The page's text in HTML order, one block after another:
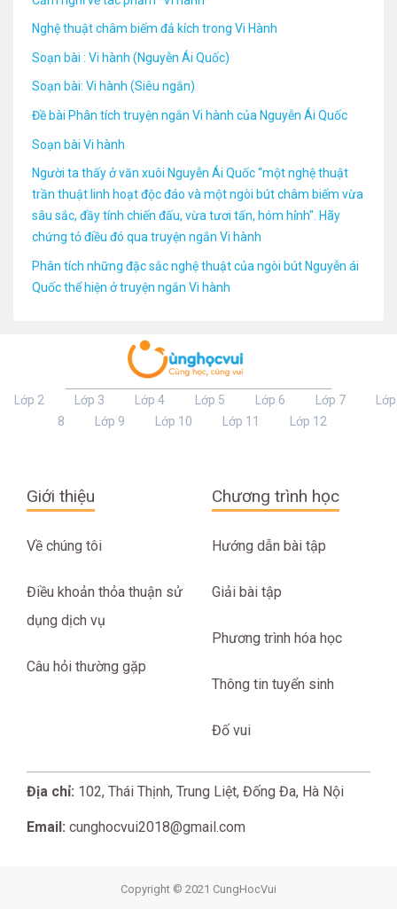
Nghệ thuật châm biếm đả kích trong Vi Hành
Soạn bài : Vi hành (Nguyễn Ái Quốc)
Soạn bài: Vi hành (Siêu ngắn)
Đề bài Phân tích truyện ngắn Vi hành của Nguyễn Ái Quốc
Soạn bài Vi hành
Người ta thấy ở văn xuôi Nguyễn Ái Quốc “một nghệ thuật
trần thuật linh hoạt độc đáo và một ngòi bút châm biếm vừa
sâu sắc, đầy tính chiến đấu, vừa tươi tấn, hóm hỉnh". Hãy
chứng tỏ điều đó qua truyện ngắn Vi hành
Phân tích những đặc sắc nghệ thuật của ngòi bút Nguyễn ái
Quốc thể hiện ở truyện ngắn Vi hành
Lớp 2 Lớp 3 Lớp 4 Lớp 5 Lớp 6 Lớp 7
Lớp
8
Lớp 9 Lớp 10 Lớp 11 Lớp 12
Giới thiệu
Về chúng tôi
Điều khoản thỏa thuận sử
dụng dịch vụ
Câu hỏi thường gặp
Chương trình học
Hướng dẫn bài tập
Giải bài tập
Phương trình hóa học
Thông tin tuyển sinh
Đố vui
Địa chỉ: 102, Thái Thịnh, Trung Liệt, Đống Đa, Hà Nội
Email: cunghocvui2018@gmail.com
Copyright © 2021 CungHocVui